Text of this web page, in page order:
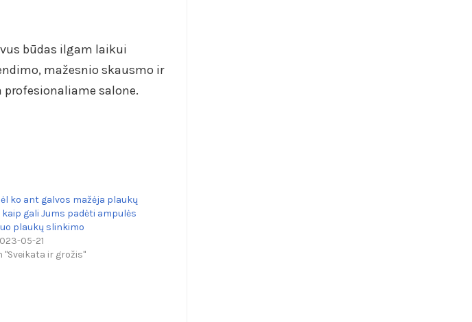
būdas ilgam laikui
mažesnio skausmo ir
salone.
ko ant galvos mažėja plaukų
kaip gali Jums padėti ampulės
plaukų slinkimo
05-21
"Sveikata ir grožis"